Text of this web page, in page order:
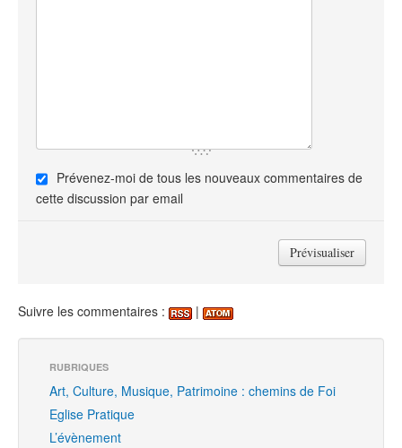
Prévenez-moi de tous les nouveaux commentaires de
cette discussion par email
Suivre les commentaires : |
RUBRIQUES
Art, Culture, Musique, Patrimoine : chemins de Foi
Eglise Pratique
L’évènement